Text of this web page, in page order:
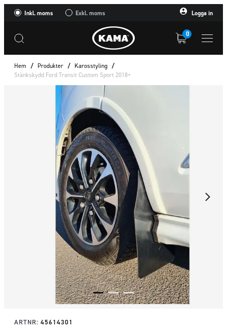
Inkl. moms Exkl. moms Logga in
0
Hem / Produkter / Karosstyling /
Stänkskydd Ford Transit Custom Sport 2018+
ARTNR: 45614301